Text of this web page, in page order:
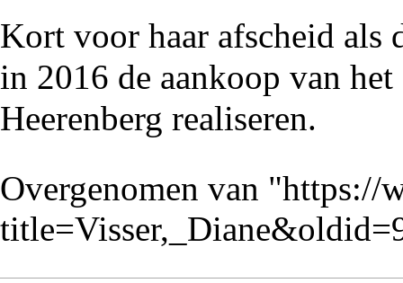
Kort voor haar afscheid
in 2016 de aankoop van het
Heerenberg realiseren.
Overgenomen van "https://